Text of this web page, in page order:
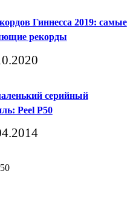
Гиннесса 2019: самые
рекорды
серийный
Peel P50
50